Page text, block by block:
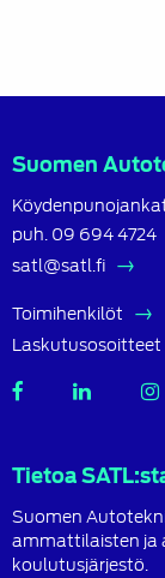
Suomen
puh. 09 694 4724
satl@satl.fi
Toimihenkilöt
Laskutusosoitteet
SATL
SATL
Tietoa
Suomen
ammattilaisten ja
koulutusjärjestö.